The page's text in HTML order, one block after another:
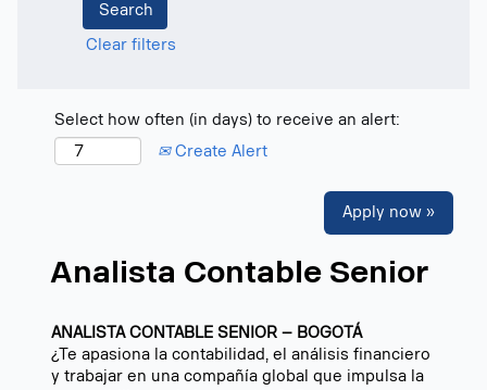
Clear filters
Select how often (in days) to receive an alert:
Create Alert
Apply now »
Analista Contable Senior
ANALISTA CONTABLE SENIOR – BOGOTÁ
¿Te apasiona la contabilidad, el análisis financiero
y trabajar en una compañía global que impulsa la